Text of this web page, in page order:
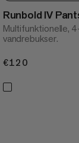
Runbold IV
Multifunktionelle,
vandrebukser.
€120